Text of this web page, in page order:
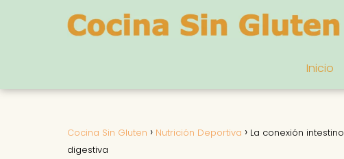
Inicio
Cocina Sin Gluten Nutrición Deportiva
La conexión
digestiva